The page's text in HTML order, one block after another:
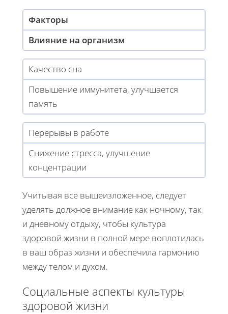
Факторы
Влияние на организм
Качество сна
Повышение иммунитета, улучшается
память
Перерывы в работе
Снижение стресса, улучшение
концентрации
Учитывая все вышеизложенное, следует
уделять должное внимание как ночному, так
и дневному отдыху, чтобы культура
здоровой жизни в полной мере воплотилась
в ваш образ жизни и обеспечила гармонию
между телом и духом.
Социальные аспекты культуры
здоровой жизни